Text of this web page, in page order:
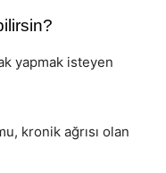
yapmak isteyen
kronik ağrısı olan